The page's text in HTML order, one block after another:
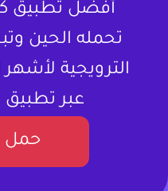
أفضل تطبيق
تحمله الحين
الترويجية
عبر تطبيق
حمل